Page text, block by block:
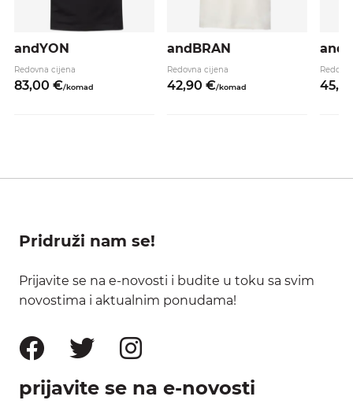
andYON
Redovna cijena
83,00 €/komad
andBRAN
Redovna cijena
42,90 €/komad 45,
Pridruži nam se!
Prijavite se na e-novosti i budite u toku sa svim
novostima i aktualnim ponudama!
prijavite se na e-novosti